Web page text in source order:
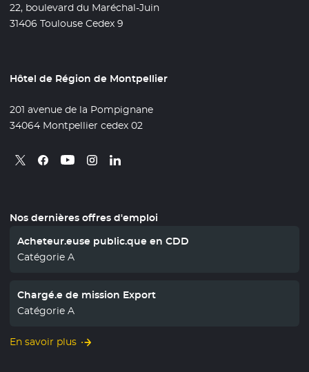
22, boulevard du Maréchal-Juin
31406 Toulouse Cedex 9
Hôtel de Région de Montpellier
201 avenue de la Pompignane
34064 Montpellier cedex 02
Retrouvez nous sur X
- Nouvelle fenêtre
Retrouvez nous sur Facebook
- Nouvelle fenêtre
Retrouvez nous sur Youtube
- Nouvelle fenêtre
Retrouvez nous sur Instagram
- Nouvelle fenêtre
Retrouvez nous sur Linkedin
- Nouvelle fenêtre
Nos dernières offres d'emploi
Acheteur.euse public.que en CDD
Catégorie A
Chargé.e de mission Export
Catégorie A
En savoir plus